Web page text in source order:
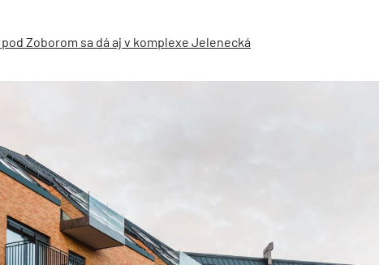
Zoborom sa dá aj v komplexe Jelenecká